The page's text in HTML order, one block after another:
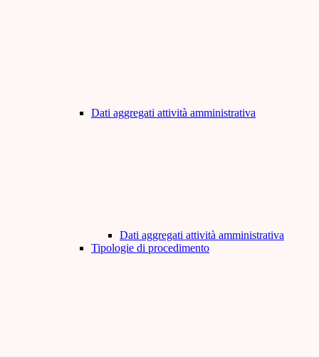
Dati aggregati attività amministrativa
Dati aggregati attività amministrativa
Tipologie di procedimento